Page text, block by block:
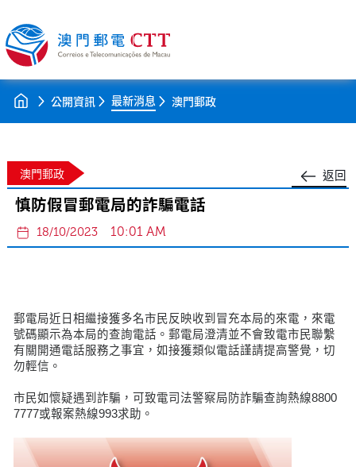
公開資訊 最新消息 澳門郵政
返回
澳門郵政
慎防假冒郵電局的詐騙電話
18/10/2023 10:01 AM
郵電局近日相繼接獲多名市民反映收到冒充本局的來電，來電
號碼顯示為本局的查詢電話。郵電局澄清並不會致電市民聯繫
有關開通電話服務之事宜，如接獲類似電話謹請提高警覺，切
勿輕信。
市民如懷疑遇到詐騙，可致電司法警察局防詐騙查詢熱線8800
7777或報案熱線993求助。